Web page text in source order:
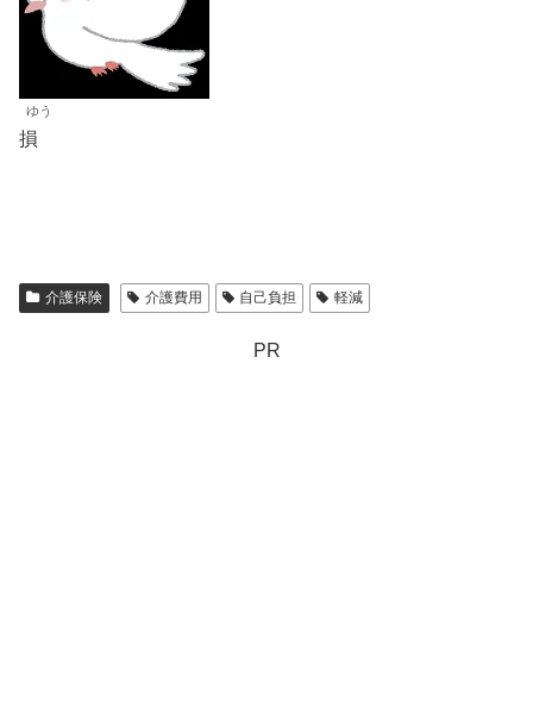
ゆう
損
介護保険 介護費用 自己負担 軽減
PR